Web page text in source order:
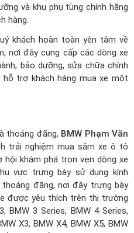
khách hoàn toàn yên tâm về
nơi đây cung cấp các dòng xe
bảo dưỡng, sửa chữa chính
hỗ trợ khách hàng mua xe một
thoáng đãng,
trải nghiệm mua sắm xe ô tô
khám phá trọn vẹn dòng xe
vực trưng bày sử dụng kính
đãng, nơi đây trưng bày
được yêu thích trên thị trường
BMW 3 Series, BMW 4 Series,
X3, BMW X4, BMW X5, BMW
phiên bản thịnh hành.